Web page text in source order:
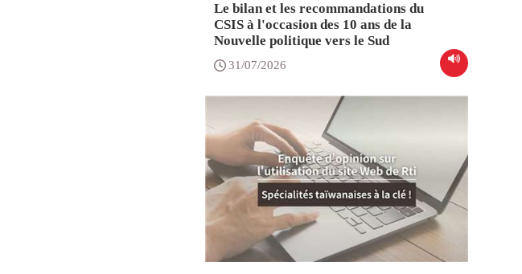
Le bilan et les recommandations du
CSIS à l'occasion des 10 ans de la
Nouvelle politique vers le Sud
31/07/2026